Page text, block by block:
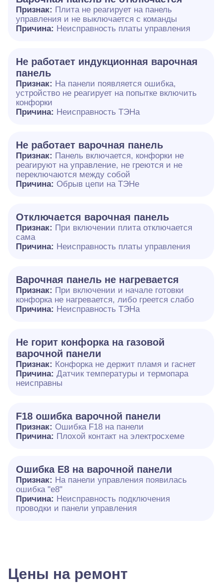
Признак: Плита не реагирует на панель
управления и не выключается с команды
Причина: Неисправность платы управления
Не работает индукционная варочная
панель
Признак: На панели появляется ошибка,
устройство не реагирует на попытке включить
конфорки
Причина: Неисправность ТЭНа
Не работает варочная панель
Признак: Панель включается, конфорки не
реагируют на управление, не греются и не
переключаются между собой
Причина: Обрыв цепи на ТЭНе
Отключается варочная панель
Признак: При включении плита отключается
сама
Причина: Неисправность платы управления
Варочная панель не нагревается
Признак: При включении и начале готовки
конфорка не нагревается, либо греется слабо
Причина: Неисправность ТЭНа
Не горит конфорка на газовой
варочной панели
Признак: Конфорка не держит пламя и гаснет
Причина: Датчик температуры и термопара
неисправны
F18 ошибка варочной панели
Признак: Ошибка F18 на панели
Причина: Плохой контакт на электросхеме
Ошибка E8 на варочной панели
Признак: На панели управления появилась
ошибка "e8"
Причина: Неисправность подключения
проводки и панели управления
Цены на ремонт